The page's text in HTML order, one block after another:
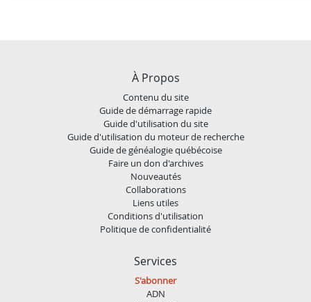
À Propos
Contenu du site
Guide de démarrage rapide
Guide d'utilisation du site
Guide d'utilisation du moteur de recherche
Guide de généalogie québécoise
Faire un don d'archives
Nouveautés
Collaborations
Liens utiles
Conditions d'utilisation
Politique de confidentialité
Services
S'abonner
ADN